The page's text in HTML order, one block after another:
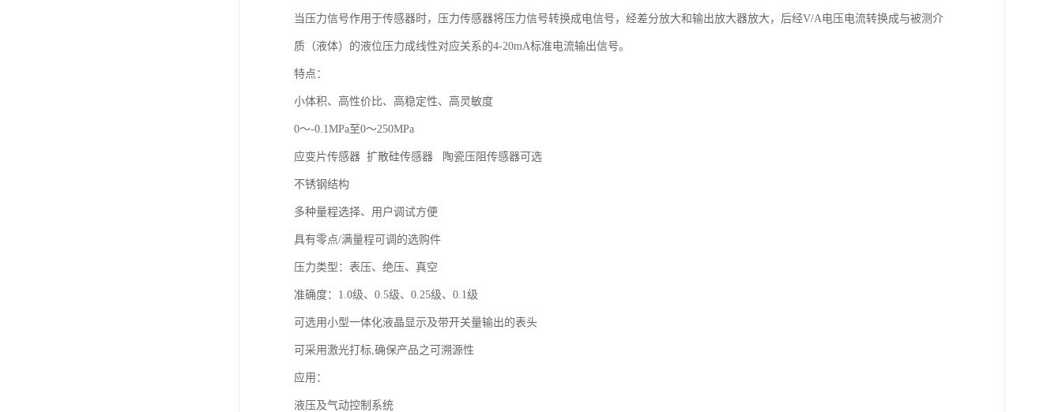
当压力信号作用于传感器时，压力传感器将压力信号转换成电信号，经差分放大和输出放大器放大，后经V/A电压电流转换成与被测介
质（液体）的液位压力成线性对应关系的4-20mA标准电流输出信号。
特点：
小体积、高性价比、高稳定性、高灵敏度
0～-0.1MPa至0～250MPa
应变片传感器 扩散硅传感器 陶瓷压阻传感器可选
不锈钢结构
多种量程选择、用户调试方便
具有零点/满量程可调的选购件
压力类型：表压、绝压、真空
准确度：1.0级、0.5级、0.25级、0.1级
可选用小型一体化液晶显示及带开关量输出的表头
可采用激光打标,确保产品之可溯源性
应用：
液压及气动控制系统